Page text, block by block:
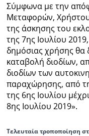
Κόσμος
Ραδιόφωνο LIVE
Εκπομπές
Σύμφωνα με την
Μεταφορών, Χρήστου
της άσκησης του
της 7ης Ιουλίου
δημόσιας χρήσης θα
καταβολή διοδίων,
διοδίων των
παραχώρησης, από
της 6ης Ιουλίου
8ης Ιουλίου 2019».
Τελευταία τροποποίηση